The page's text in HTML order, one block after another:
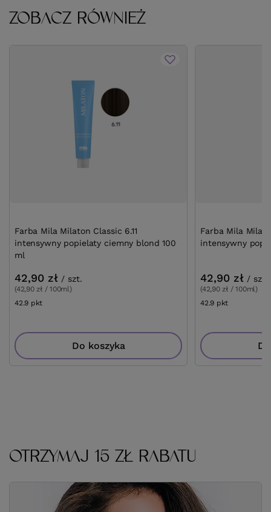
ZOBACZ RÓWNIEŻ
Farba Mila Milaton Classic 6.11
intensywny popielaty ciemny blond 100
ml
42,90 zł / szt.
(42,90 zł / 100ml)
42.9 pkt
Do koszyka
Farba Mila
intensywny
42,90 zł / szt.
(42,90 zł / 100ml)
42.9 pkt
OTRZYMAJ 15 ZŁ RABATU